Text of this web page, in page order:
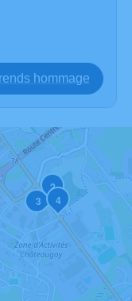
hommage
2
3
4